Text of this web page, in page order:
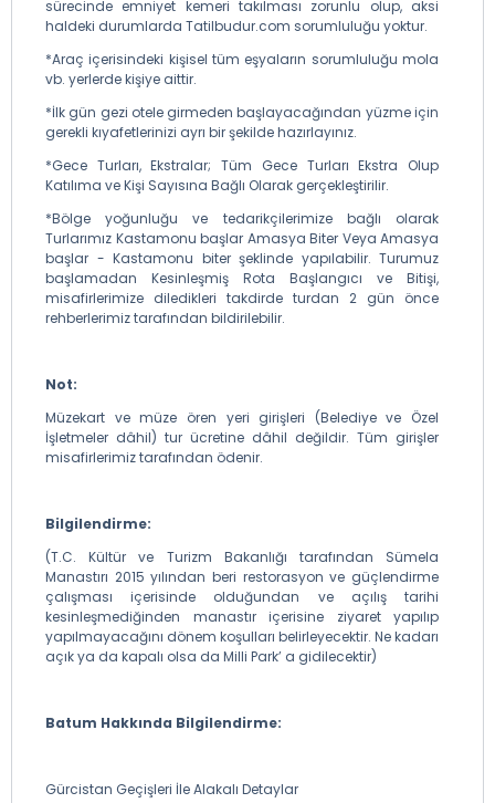
sürecinde emniyet kemeri takılması zorunlu olup, aksi
haldeki durumlarda Tatilbudur.com sorumluluğu yoktur.
*Araç içerisindeki kişisel tüm eşyaların sorumluluğu mola
vb. yerlerde kişiye aittir.
*İlk gün gezi otele girmeden başlayacağından yüzme için
gerekli kıyafetlerinizi ayrı bir şekilde hazırlayınız.
*Gece Turları, Ekstralar; Tüm Gece Turları Ekstra Olup
Katılıma ve Kişi Sayısına Bağlı Olarak gerçekleştirilir.
*Bölge yoğunluğu ve tedarikçilerimize bağlı olarak
Turlarımız Kastamonu başlar Amasya Biter Veya Amasya
başlar - Kastamonu biter şeklinde yapılabilir. Turumuz
başlamadan Kesinleşmiş Rota Başlangıcı ve Bitişi,
misafirlerimize diledikleri takdirde turdan 2 gün önce
rehberlerimiz tarafından bildirilebilir.
Not:
Müzekart ve müze ören yeri girişleri (Belediye ve Özel
İşletmeler dâhil) tur ücretine dâhil değildir. Tüm girişler
misafirlerimiz tarafından ödenir.
Bilgilendirme:
(T.C. Kültür ve Turizm Bakanlığı tarafından Sümela
Manastırı 2015 yılından beri restorasyon ve güçlendirme
çalışması içerisinde olduğundan ve açılış tarihi
kesinleşmediğinden manastır içerisine ziyaret yapılıp
yapılmayacağını dönem koşulları belirleyecektir. Ne kadarı
açık ya da kapalı olsa da Milli Park’ a gidilecektir)
Batum Hakkında Bilgilendirme:
Gürcistan Geçişleri İle Alakalı Detaylar